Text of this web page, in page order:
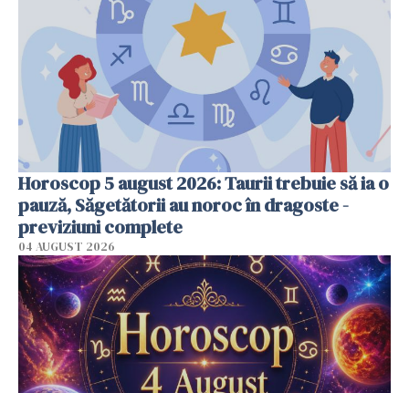
Horoscop 5 august 2026: Taurii trebuie să ia o
pauză, Săgetătorii au noroc în dragoste -
previziuni complete
04 AUGUST 2026